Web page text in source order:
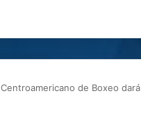
Centroamericano de Boxeo